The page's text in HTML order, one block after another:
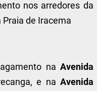
nos arredores da
Praia de Iracema
na Avenida
e na Avenida